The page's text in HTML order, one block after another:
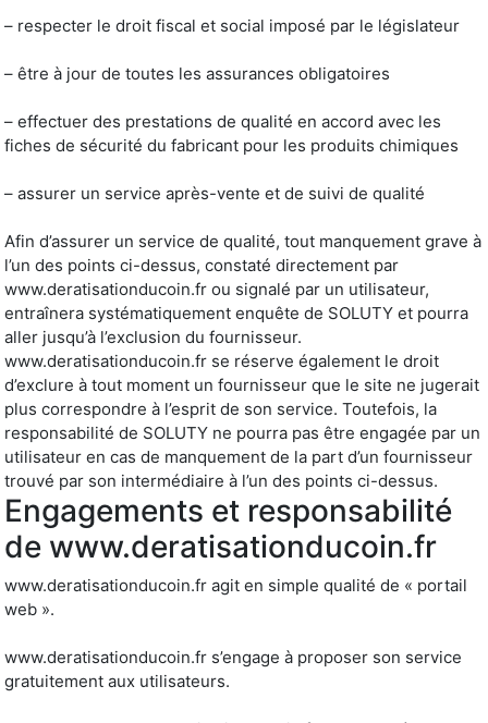
– respecter le droit fiscal et social imposé par le législateur
– être à jour de toutes les assurances obligatoires
– effectuer des prestations de qualité en accord avec les
fiches de sécurité du fabricant pour les produits chimiques
– assurer un service après-vente et de suivi de qualité
Afin d’assurer un service de qualité, tout manquement grave à
l’un des points ci-dessus, constaté directement par
www.deratisationducoin.fr ou signalé par un utilisateur,
entraînera systématiquement enquête de SOLUTY et pourra
aller jusqu’à l’exclusion du fournisseur.
www.deratisationducoin.fr se réserve également le droit
d’exclure à tout moment un fournisseur que le site ne jugerait
plus correspondre à l’esprit de son service. Toutefois, la
responsabilité de SOLUTY ne pourra pas être engagée par un
utilisateur en cas de manquement de la part d’un fournisseur
trouvé par son intermédiaire à l’un des points ci-dessus.
Engagements et responsabilité
de www.deratisationducoin.fr
www.deratisationducoin.fr agit en simple qualité de « portail
web ».
www.deratisationducoin.fr s’engage à proposer son service
gratuitement aux utilisateurs.